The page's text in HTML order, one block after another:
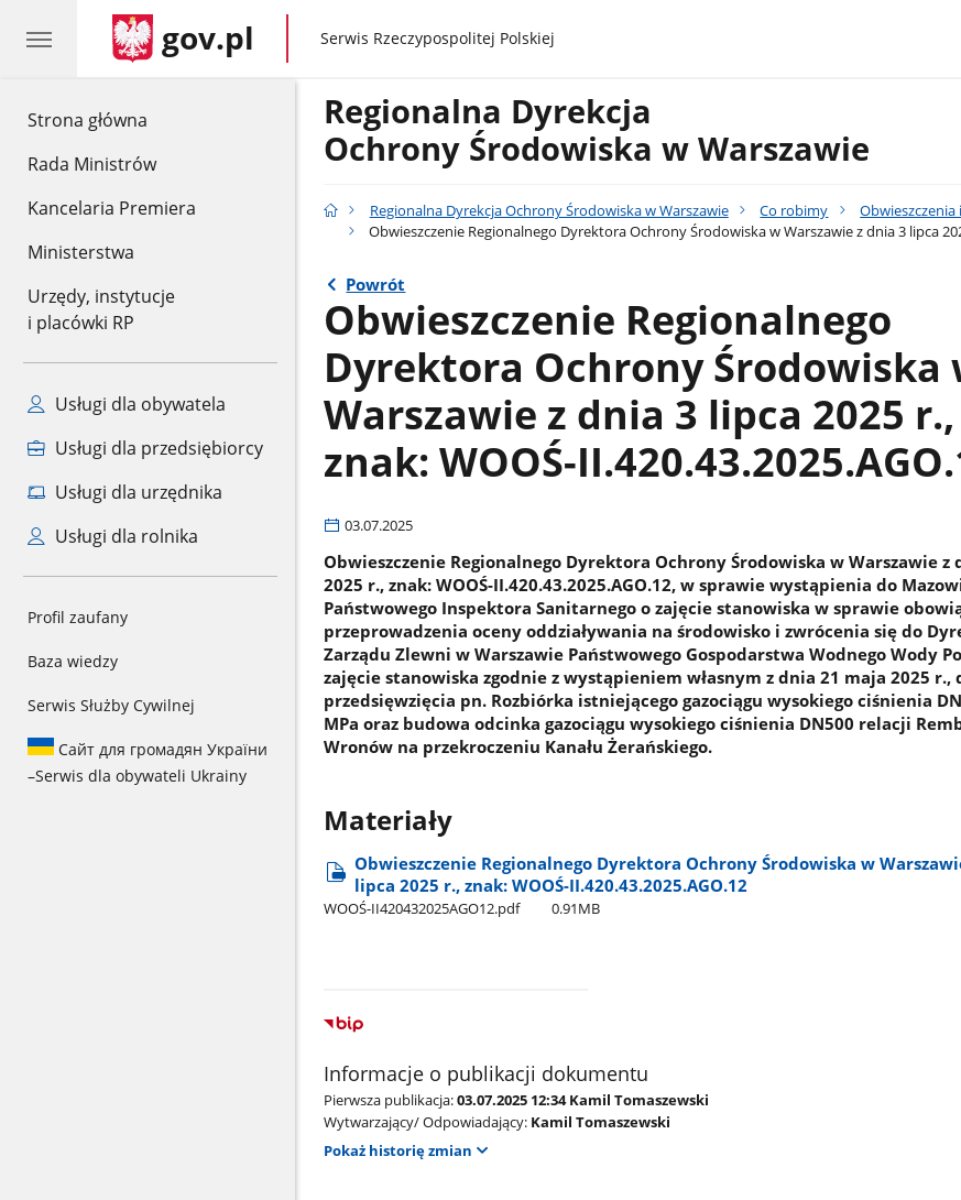
Strona główna
Rada Ministrów
Kancelaria Premiera
Ministerstwa
Urzędy, instytucje
i placówki RP
Usługi dla obywatela
Usługi dla przedsiębiorcy
Usługi dla urzędnika
Usługi dla rolnika
Profil zaufany
Baza wiedzy
Serwis Służby Cywilnej
Сайт для громадян України
–Serwis dla obywateli Ukrainy
gov.pl gov.pl
Serwis Rzeczypospolitej Polskiej
Regionalna Dyrekcja
Ochrony Środowiska w Warszawie
Regionalna Dyrekcja Ochrony Środowiska w Warszawie Co robimy
Obwieszczenie Regionalnego Dyrektora Ochrony Środowiska w Warszawie z dnia 3 lipca
Powrót
Obwieszczenie Regionalnego
Dyrektora Ochrony Środowiska
Warszawie z dnia 3 lipca 2025 r.,
znak: WOOŚ-
03.07.2025
Obwieszczenie Regionalnego Dyrektora Ochrony Środowiska w Warszawie z
2025 r., znak: WOOŚ-II.420.43.2025.AGO.12, w sprawie wystąpienia do
Państwowego Inspektora Sanitarnego o zajęcie stanowiska w sprawie
przeprowadzenia oceny oddziaływania na środowisko i zwrócenia się do
Zarządu Zlewni w Warszawie Państwowego Gospodarstwa Wodnego Wody
zajęcie stanowiska zgodnie z wystąpieniem własnym z dnia 21 maja 2025 r.,
przedsięwzięcia pn. Rozbiórka istniejącego gazociągu wysokiego ciśnienia
MPa oraz budowa odcinka gazociągu wysokiego ciśnienia DN500 relacji
Wronów na przekroczeniu Kanału Żerańskiego.
Materiały
Obwieszczenie Regionalnego Dyrektora Ochrony Środowiska w
lipca 2025 r., znak: WOOŚ-II.420.43.2025.AGO.12
WOOŚ-II420432025AGO12.pdf 0.91MB
Informacje o publikacji dokumentu
Pierwsza publikacja:03.07.2025 12:34 Kamil Tomaszewski
Wytwarzający/ Odpowiadający: Kamil Tomaszewski
Pokaż historię zmian